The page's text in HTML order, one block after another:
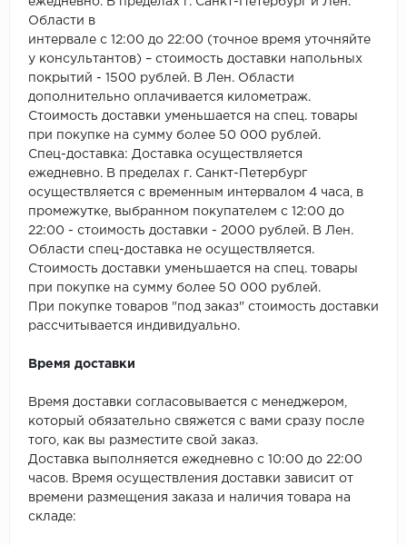
SPC Kronostep
SPC Promo
SPC Stronghold
TANTO
Tarkett
Wonderful Vinyl
Области в
интервале с 12:00 до 22:00 (точное время уточняйте
у консультантов) – стоимость доставки напольных
покрытий - 1500 рублей. В Лен. Области
дополнительно оплачивается километраж.
Стоимость доставки уменьшается на спец. товары
при покупке на сумму более 50 000 рублей.
Спец-доставка: Доставка осуществляется
ежедневно. В пределах г. Санкт-Петербург
осуществляется с временным интервалом 4 часа, в
промежутке, выбранном покупателем с 12:00 до
22:00 - стоимость доставки - 2000 рублей. В Лен.
Области спец-доставка не осуществляется.
Стоимость доставки уменьшается на спец. товары
при покупке на сумму более 50 000 рублей.
При покупке товаров "под заказ" стоимость доставки
рассчитывается индивидуально.
Время доставки
Время доставки согласовывается с менеджером,
который обязательно свяжется с вами сразу после
того, как вы разместите свой заказ.
Доставка выполняется ежедневно с 10:00 до 22:00
часов. Время осуществления доставки зависит от
времени размещения заказа и наличия товара на
складе: